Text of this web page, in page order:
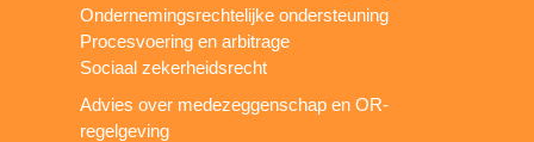
Ondernemingsrechtelijke ondersteuning
Procesvoering en arbitrage
Sociaal zekerheidsrecht
Advies over medezeggenschap en OR-
regelgeving